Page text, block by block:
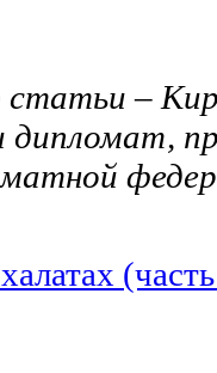
–
дипломат,